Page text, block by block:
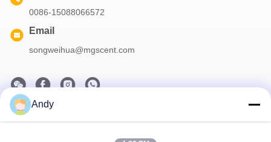
0086-15088066572
Email
songweihua@mgscent.com
Nuestro boletín
Andy